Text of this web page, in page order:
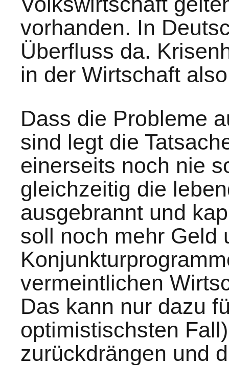
vorhanden. In
Überfluss da.
in der Wirtschaft
Dass die Probleme
sind legt die
einerseits noch nie
gleichzeitig die
ausgebrannt und
soll noch mehr Geld
vermeintlichen
Das kann nur dazu
optimistischsten
zurückdrängen und